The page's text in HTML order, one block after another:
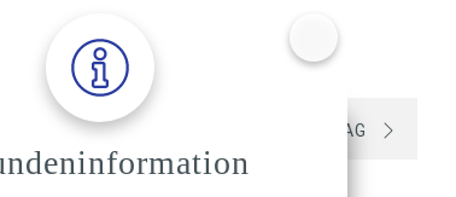
VORIGER BEITRAG NÄCHSTER BEITRAG